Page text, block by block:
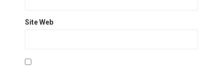
Site Web